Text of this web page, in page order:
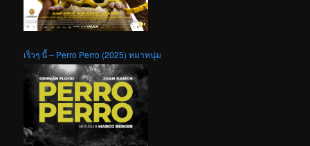
เร็วๆ นี้ – Perro Perro (2025) หมาหนุ่ม